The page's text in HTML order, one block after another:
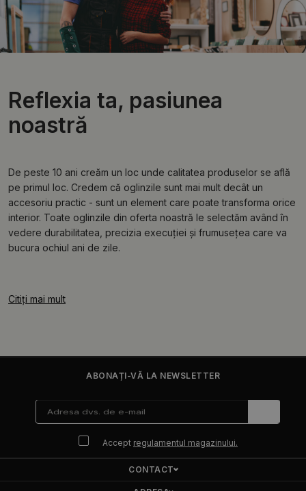
Reflexia ta, pasiunea
noastră
De peste 10 ani creăm un loc unde calitatea produselor se află
pe primul loc. Credem că oglinzile sunt mai mult decât un
accesoriu practic - sunt un element care poate transforma orice
interior. Toate oglinzile din oferta noastră le selectăm având în
vedere durabilitatea, precizia execuției și frumusețea care va
bucura ochiul ani de zile.
Citiți mai mult
ABONAȚI-VĂ LA NEWSLETTER
Accept regulamentul magazinului.
CONTACT